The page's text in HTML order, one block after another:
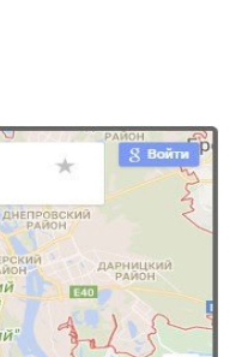
великого розміру